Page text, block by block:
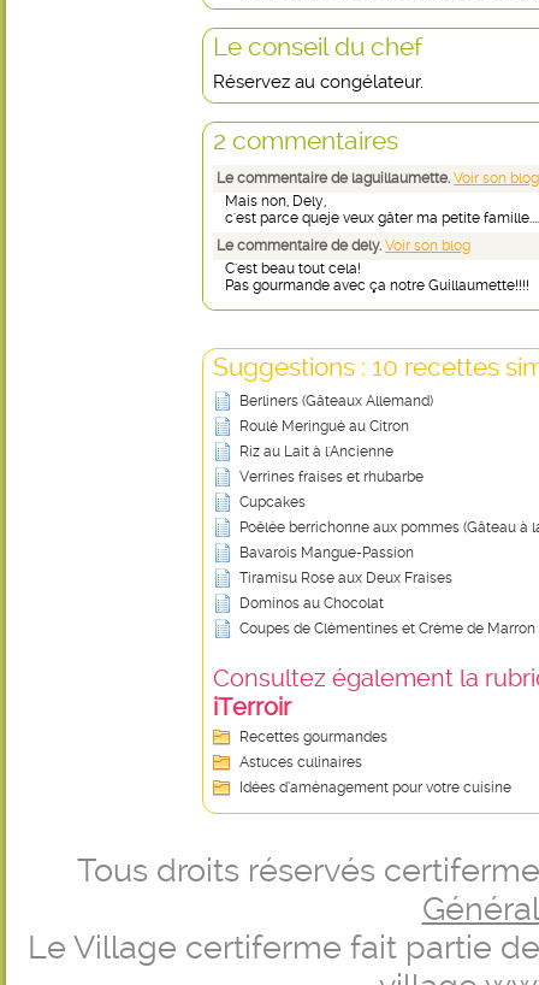
Le conseil du chef
Réservez au congélateur.
2 commentaires
Le commentaire de laguillaumette. Voir son blog
Mais non, Dely,
c'est parce queje veux gâter ma petite
Le commentaire de dely. Voir son blog
C'est beau tout cela!
Pas gourmande avec ça notre Guillaumette!!!!
Suggestions : 10 recettes
Berliners (Gâteaux Allemand)
Roulé Meringué au Citron
Riz au Lait à l'Ancienne
Verrines fraises et rhubarbe
Cupcakes
Poêlée berrichonne aux pommes (Gâteau à
Bavarois Mangue-Passion
Tiramisu Rose aux Deux Fraises
Dominos au Chocolat
Coupes de Clémentines et Crème de Marron
Consultez également la
iTerroir
Recettes gourmandes
Astuces culinaires
Idées d’aménagement pour votre cuisine
Tous droits réservés
Le Village certiferme fait partie